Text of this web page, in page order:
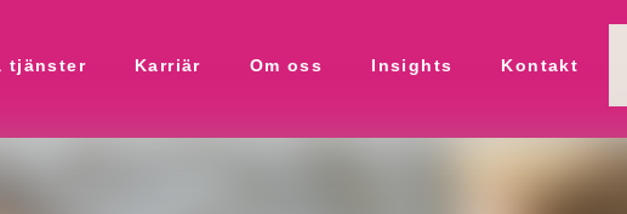
tjänster Karriär Om oss Insights Kontakt